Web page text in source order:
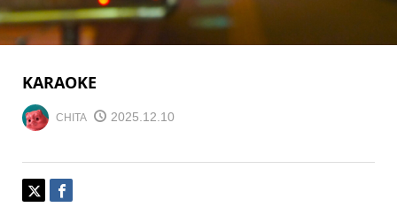
KARAOKE
CHITA 2025.12.10